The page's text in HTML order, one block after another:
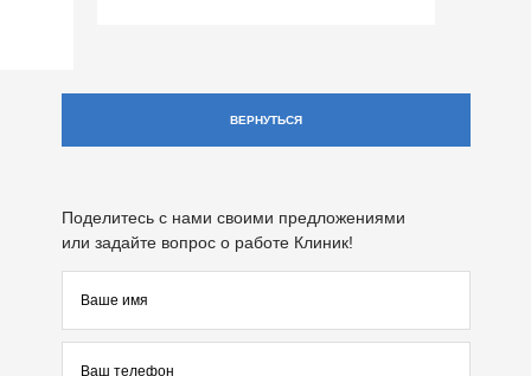
ВЕРНУТЬСЯ
Поделитесь с нами своими предложениями
или задайте вопрос о работе Клиник!